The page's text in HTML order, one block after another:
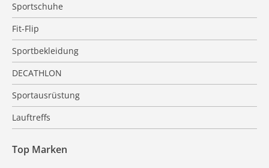
Sportschuhe
Fit-Flip
Sportbekleidung
DECATHLON
Sportausrüstung
Lauftreffs
Top Marken